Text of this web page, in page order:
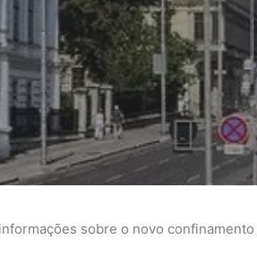
sobre o novo